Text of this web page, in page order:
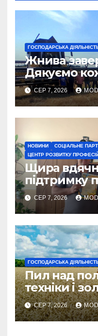
ГОСПОДАРСЬКА
Жнива
Дякуємо
СЕР 7, 2026
НОВИНИ СОЦІАЛЬНЕ
ЦЕНТР РОЗВИТКУ
Щира
підтримку
освіти
СЕР 7, 2026
ГОСПОДАРСЬКА
Пил над
техніки і
колосся —
справжнє
СЕР 7, 2026